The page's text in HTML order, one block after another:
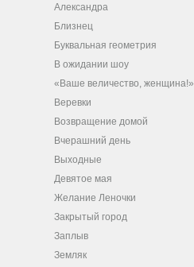
Александра
Близнец
Буквальная геометрия
В ожидании шоу
«Ваше величество, женщина!»
Веревки
Возвращение домой
Вчерашний день
Выходные
Девятое мая
Желание Леночки
Закрытый город
Заплыв
Земляк